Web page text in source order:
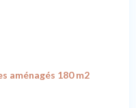
aménagés 180 m2